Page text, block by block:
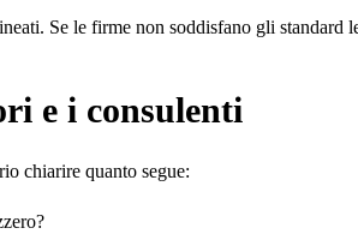
Se le firme non soddisfano gli
e i consulenti
chiarire quanto segue: